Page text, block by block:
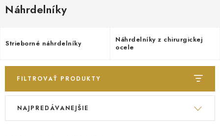
NÁHRDELNÍKY
RETIAZKY
Náhrdelníky
Strieborné náhrdelníky
Náhrdelníky z chirurgickej
ocele
FILTROVAŤ PRODUKTY
V
R
NAJPREDÁVANEJŠIE